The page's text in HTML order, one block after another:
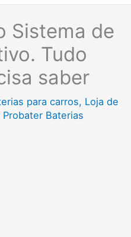
Sistema de
Tudo
saber
para carros, Loja de
Probater Baterias